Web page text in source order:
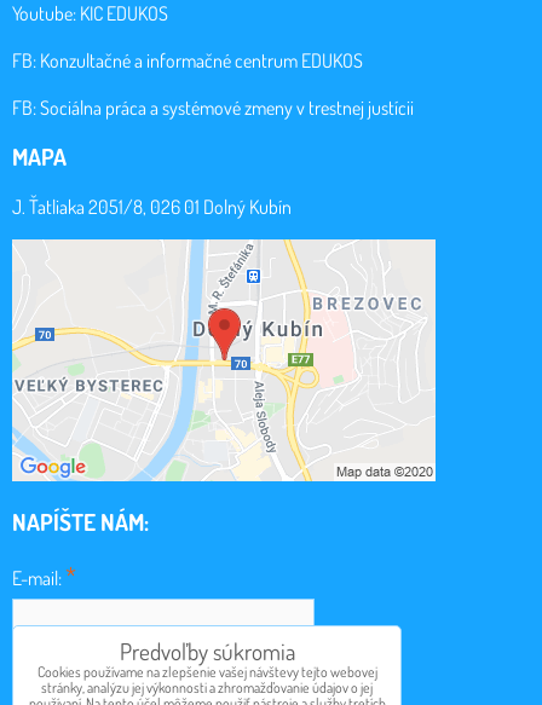
Youtube: KIC EDUKOS
FB: Konzultačné a informačné centrum EDUKOS
FB:Sociálna práca a systémové zmeny v trestnej justícii
MAPA
J. Ťatliaka 2051/8, 026 01 Dolný Kubín
NAPÍŠTE NÁM:
E-mail:*
Obsah:*
Predvoľby súkromia
Cookies používame na zlepšenie vašej návštevy tejto webovej
stránky, analýzu jej výkonnosti a zhromažďovanie údajov o jej